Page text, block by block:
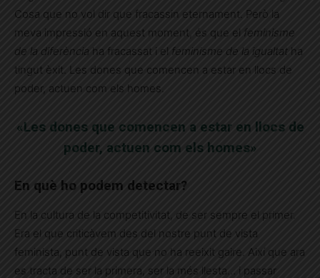
Cosa que no vol dir que fracassin eternament. Però la
meva impressió en aquest moment, és que el feminisme
de la diferència ha fracassat i el feminisme de la igualtat ha
tingut èxit. Les dones que comencen a estar en llocs de
poder, actuen com els homes.
«Les dones que comencen a estar en llocs de
poder, actuen com els homes»
En què ho podem detectar?
En la cultura de la competitivitat, de ser sempre el primer.
Era el que criticàvem des del nostre punt de vista
feminista, punt de vista que no ha reeixit gaire. Així que ara
es tracta de ser la primera, ser la més llesta… i passar